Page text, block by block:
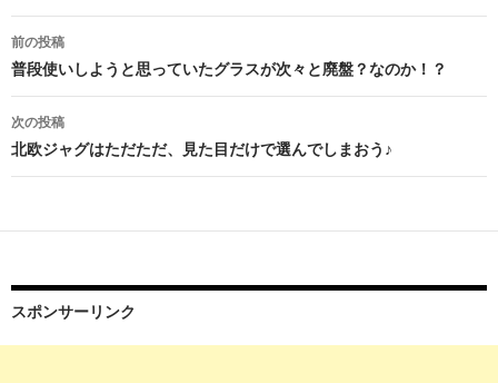
投
稿
ナ
ビ
ゲ
ー
ョ
ン
前の投稿
普段使いしようと思っていたグラスが次々と廃盤？なのか！？
次の投稿
北欧ジャグはただただ、見た目だけで選んでしまおう♪
スポンサーリンク